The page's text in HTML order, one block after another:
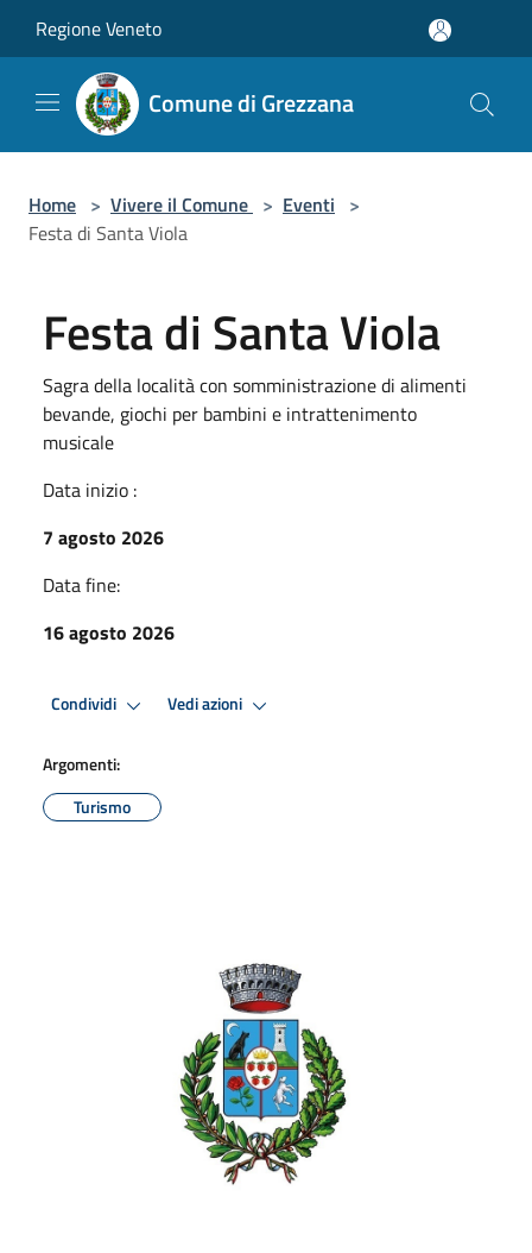
Regione Veneto
Comune di Grezzana
Home > Vivere il Comune > Eventi >
Festa di Santa Viola
Festa di Santa Viola
Sagra della località con somministrazione di alimenti
bevande, giochi per bambini e intrattenimento
musicale
Data inizio :
7 agosto 2026
Data fine:
16 agosto 2026
Condividi Vedi azioni
Argomenti:
Turismo